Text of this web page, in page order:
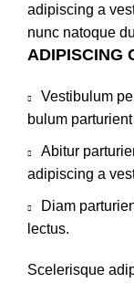
adipiscing a
nunc natoque
ADIPISCING
Vestibulum
bulum
Abitur
adipiscing a
Diam
lectus.
Scelerisque